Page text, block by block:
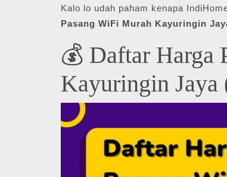
Kalo lo udah paham kenapa
Pasang WiFi Murah Kayuringin
💰 Daftar Harga
Kayuringin Jaya